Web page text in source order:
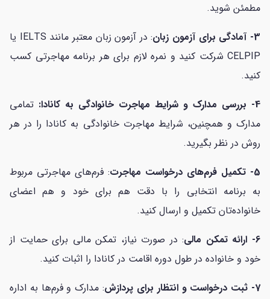
مطمئن شوید.
3- آمادگی برای آزمون زبان
: در آزمون زبان معتبر مانند IELTS یا
CELPIP شرکت کنید و نمره لازم برای هر برنامه مهاجرتی کسب
کنید.
4- بررسی مدارک و شرایط مهاجرت خانوادگی به کانادا:
تمامی
مدارک و همچنین، شرایط مهاجرت خانوادگی به کانادا را در هر
روش در نظر بگیرید.
5- تکمیل فرم‌های درخواست مهاجرت
: فرم‌های مهاجرتی مربوط
به برنامه انتخابی را با دقت هم برای خود و هم اعضای
خانواده‌تان تکمیل و ارسال کنید.
6- ارائه تمکن مالی
: در صورت نیاز، تمکن مالی برای حمایت از
خود و خانواده در طول دوره اقامت در کانادا را اثبات کنید.
7- ثبت درخواست و انتظار برای پردازش
: مدارک و فرم‌ها به اداره